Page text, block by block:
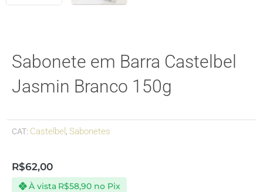
Sabonete em Barra Castelbel
Jasmin Branco 150g
CAT: Castelbel , Sabonetes
R$62,00
À vista R$58,90 no Pix